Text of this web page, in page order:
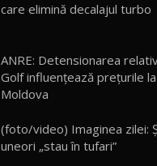
20:06
30:08
care elimină decalajul turbo
ANRE: Detensionarea
Golf influențează prețurile
Moldova
(foto/video) Imaginea zilei:
uneori „stau în tufari”